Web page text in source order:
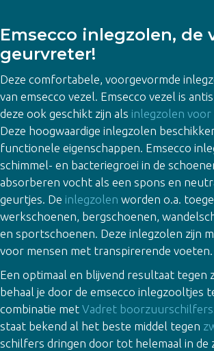
Emsecco inlegzolen, de
geurvreter!
Deze comfortabele, voorgevormde
van emsecco vezel. Emsecco vezel is
deze ook geschikt zijn als inlegzolen
Deze hoogwaardige inlegzolen
functionele eigenschappen. Emsecco
schimmel- en bacteriegroei in de
absorberen vocht als een spons en
geurtjes. De inlegzolen worden o.a.
werkschoenen, bergschoenen,
en sportschoenen. Deze inlegzolen zijn
voor mensen met transpirerende voeten.
Een optimaal en blijvend resultaat tegen
behaal je door de emsecco inlegzooltjes
combinatie met Vadret boorzuurschilfers
staat bekend al het beste middel tegen
schilfers dringen door tot helemaal in de